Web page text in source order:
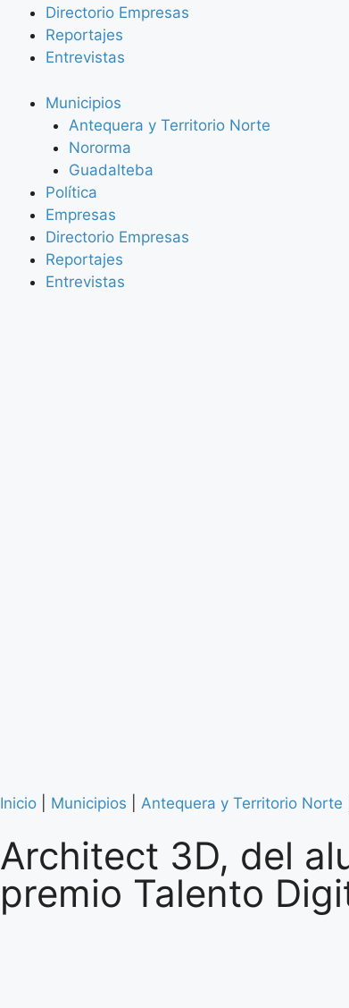
Directorio Empresas
Reportajes
Entrevistas
Municipios
Antequera y Territorio Norte
Nororma
Guadalteba
Política
Empresas
Directorio Empresas
Reportajes
Entrevistas
Inicio Municipios Antequera y Territorio Norte
Architect 3D, del
premio Talento